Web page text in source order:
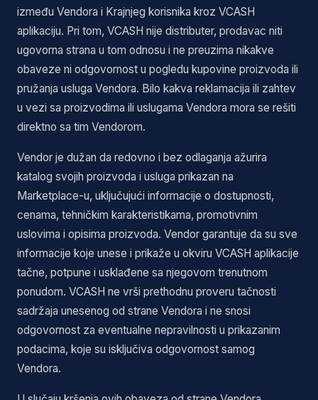
između Vendora i Krajnjeg korisnika kroz VCASH
aplikaciju. Pri tom, VCASH nije distributer, prodavac niti
ugovorna strana u tom odnosu i ne preuzima nikakve
obaveze ni odgovornost u pogledu kupovine proizvoda ili
pružanja usluga Vendora. Bilo kakva reklamacija ili zahtev
u vezi sa proizvodima ili uslugama Vendora mora se rešiti
direktno sa tim Vendorom.
Vendor je dužan da redovno i bez odlaganja ažurira
katalog svojih proizvoda i usluga prikazan na
Marketplace-u, uključujući informacije o dostupnosti,
cenama, tehničkim karakteristikama, promotivnim
uslovima i opisima proizvoda. Vendor garantuje da su sve
informacije koje unese i prikaže u okviru VCASH aplikacije
tačne, potpune i usklađene sa njegovom trenutnom
ponudom. VCASH ne vrši prethodnu proveru tačnosti
sadržaja unesenog od strane Vendora i ne snosi
odgovornost za eventualne nepravilnosti u prikazanim
podacima, koje su isključiva odgovornost samog
Vendora.